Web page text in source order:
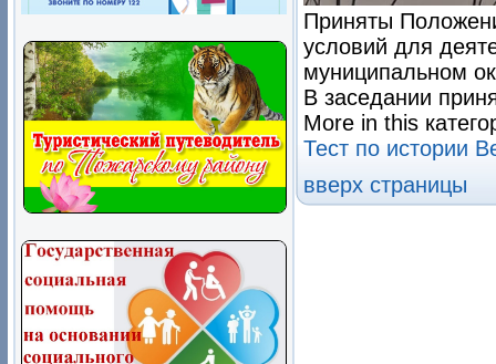
Приняты
условий для
муниципальном
В заседании
More in this
Тест по истории
вверх страницы